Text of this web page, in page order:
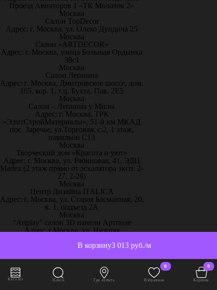
3 013 руб./м
В корзину
Проезд Авиаторов 1 «ТК Молоток 2»
Москва
Салон TopDecor
Адрес: г. Москва, ул. Олеко Дундича 25
Москва
Салон «ARTDECOR»
Адрес: г. Москва, улица Большая Ордынка
38с1
Москва
Салон Лепнина
Адрес: г. Москва, Дмитровское шоссе, дом.
165, кор. 1, т.ц. Бухта, Пав. 2Е5
Москва
Салон – Лепнина у Милы
Адрес: г. Москва, ТРК
«ЭлитСтройМатериалы», 51-й км МКАД
пос. Заречье, ул.Торговая, с.2, 1 этаж,
павильон С13
Москва
Творческий дом «Красота и уют»
Адрес: г. Москва, ул. Рябиновая, 41, ЭДЦ
Madex (2 этаж прямо от эскалатора эксп. 2-
27, 2-28)
Москва
Центр Дизайна ITALICA
Адрес: г. Москва, ул. Старая Басманная, 20,
к. 1, подъезд 2А
Москва
“Artplay” салон 3D панели Артполе
Адрес: г.Москва, ул. Нижняя
Москва
Адрес: г. Москва, 65 км МКАД, дом
выставочный 18/11
Москва
“Декор-Интерьер” ТЦ «Family Room»
Каталог Поиск Где купить
0
Избранное
0
Корзина